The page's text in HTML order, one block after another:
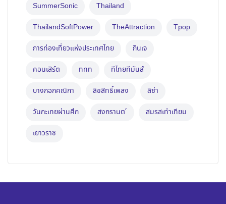
SummerSonic Thailand
ThailandSoftPower TheAttraction Tpop
การท่องเที่ยวแห่งประเทศไทย กินเจ
คอนเสิร์ต ททท ทีไทยทีมันส์
บางกอกคณิกา ลิขสิทธิ์เพลง ลิซ่า
วันกะเทยผ่านศึก สงกรานต ์ สมรสเท่าเทียม
เยาวราช